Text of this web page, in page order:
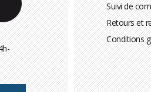
Suivi de
Retours et
Conditions